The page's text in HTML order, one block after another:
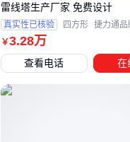
三、根据场
不同环境需要
￥3.28万
雷线塔生产厂家 免费设计
真实性已核验 四方形 捷力通品
查看电话 在